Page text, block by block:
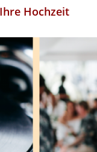
Hochzeit